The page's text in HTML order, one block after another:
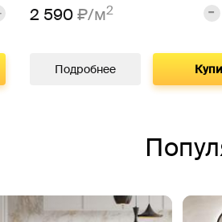
2 590₽/м2
Подробнее